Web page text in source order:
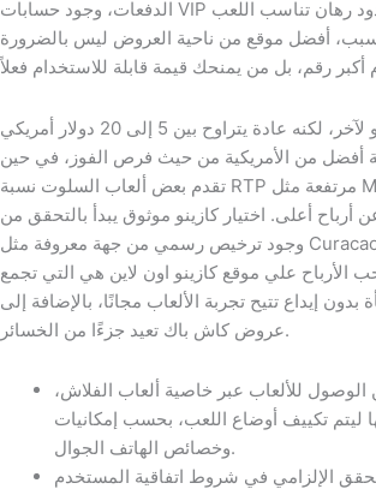
الدفعات، وجود حسابات VIP أو مدير حساب، بالإضافة إلى حدود رهان تناسب اللعب
أفضل موقع من ناحية العروض ليس بالضرورة
الحد الأدنى للإيداع يختلف من كازينو لآخر، لكنه عادة يتراوح بين 5 إلى 20 دولار أمريكي
أفضل من الأمريكية من حيث فرص الفوز، في حين
تقدم بعض ألعاب السلوت نسبة RTP مرتفعة مثل Mega Joker وBlood Suckers، مما
أرباح أعلى. اختيار كازينو موثوق يبدأ بالتحقق من
وجود ترخيص رسمي من جهة معروفة مثل Curacao أو MGA، والاطلاع على تقييمات
الأرباح علي موقع كازينو اون لاين هي التي تجمع
إيداع تتيح تجربة الألعاب مجانًا، بالإضافة إلى
عروض كاش باك تعيد جزءًا من الخسائر.
الوصول للألعاب عبر خاصية ألعاب الفلاش،
ليتم تكييف أوضاع اللعب، بحسب إمكانيات
وخصائص الهاتف الجوال.